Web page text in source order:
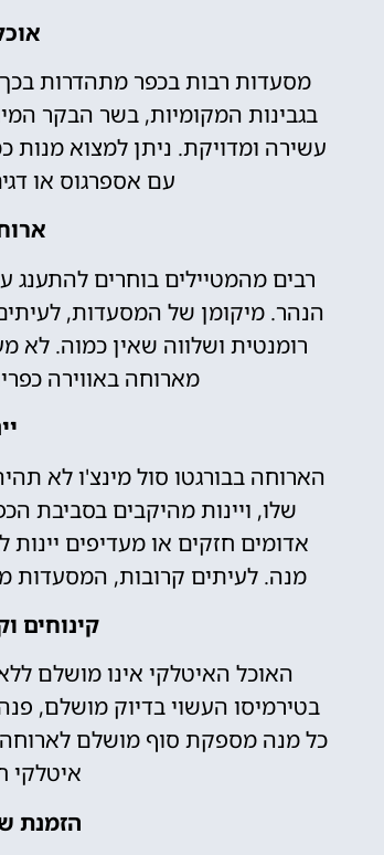
מסעדות רבות בכפר מתהדרות
בגבינות המקומיות, בשר הבקר
עשירה ומדויקת. ניתן למצוא מנות
עם אספרגוס או
רבים מהמטיילים בוחרים
הנהר. מיקומן של המסעדות,
רומנטית ושלווה שאין כמוה.
מארוחה באווירה
הארוחה בבורגטו סול מינצ'ו לא
שלו, ויינות מהיקבים בסביבת
אדומים חזקים או מעדיפים
מנה. לעיתים קרובות, המסעדות
קינוחים
האוכל האיטלקי אינו מושלם
בטירמיסו העשוי בדיוק מושלם,
כל מנה מספקת סוף מושלם לארוחה
איטלקי
הזמנת